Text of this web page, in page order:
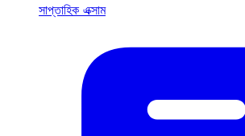
সাপ্তাহিক এক্সাম